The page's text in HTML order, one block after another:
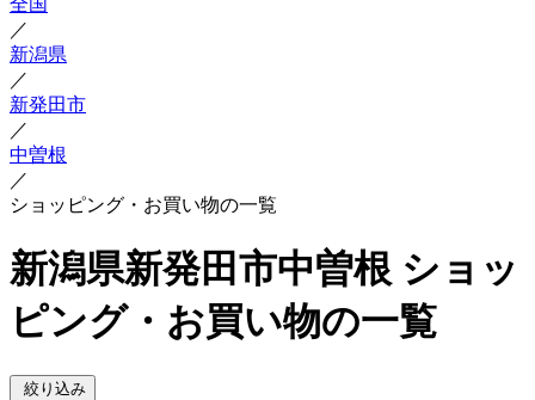
全国
／
新潟県
／
新発田市
／
中曽根
／
ショッピング・お買い物の一覧
新潟県新発田市中曽根 ショッ
ピング・お買い物の一覧
絞り込み